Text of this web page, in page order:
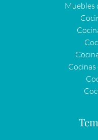
Muebles